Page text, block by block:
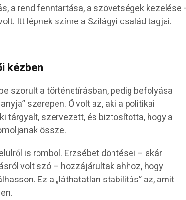
a rend fenntartása, a szövetségek kezelése
Itt lépnek színre a Szilágyi család tagjai.
kézben
szorult a történetírásban, pedig befolyása
szerepen. Ő volt az, aki a politikai
tárgyalt, szervezett, és biztosította, hogy a
össze.
is rombol. Erzsébet döntései – akár
volt szó – hozzájárultak ahhoz, hogy
Ez a „láthatatlan stabilitás” az, amit